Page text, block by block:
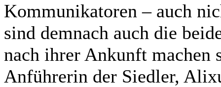
Kommunikatoren – auch
sind demnach auch die
nach ihrer Ankunft machen
Anführerin der Siedler,